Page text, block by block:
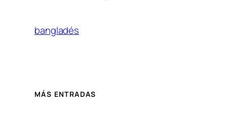
bangladés
MÁS ENTRADAS